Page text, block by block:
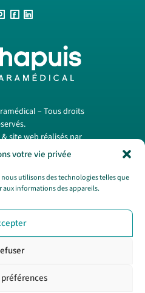
votre vie privée
utilisons des technologies telles que
aux informations des appareils.
– Tous droits
site web réalisés par
. —Mentions légales
confidentialité